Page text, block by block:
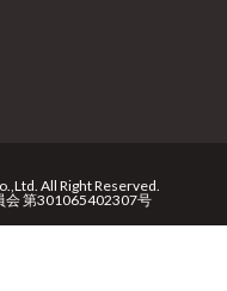
All Right Reserved.
会 第301065402307号